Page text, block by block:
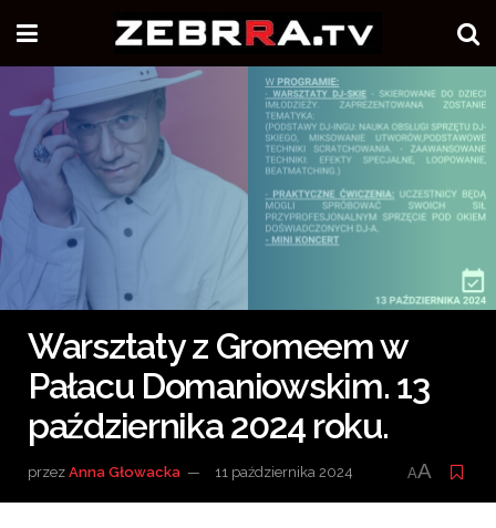
Warsztaty z Gromeem w
Pałacu Domaniowskim. 13
października 2024 roku.
przez Anna Głowacka 11 października 2024 AA